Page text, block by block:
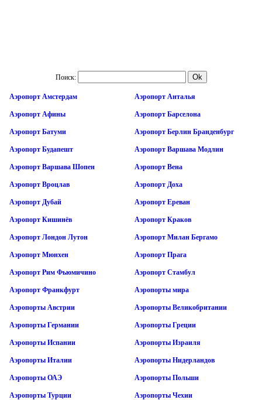
Поиск:
Аэропорт Амстердам Аэропорт Анталья
Аэропорт Афины Аэропорт Барселона
Аэропорт Батуми Аэропорт Берлин Бранденбург
Аэропорт Будапешт Аэропорт Варшава Модлин
Аэропорт Варшава Шопен Аэропорт Вена
Аэропорт Вроцлав Аэропорт Доха
Аэропорт Дубай Аэропорт Ереван
Аэропорт Кишинёв Аэропорт Краков
Аэропорт Лондон Лутон Аэропорт Милан Бергамо
Аэропорт Мюнхен Аэропорт Прага
Аэропорт Рим Фьюмичино Аэропорт Стамбул
Аэропорт Франкфурт Аэропорты мира
Аэропорты Австрии Аэропорты Великобритании
Аэропорты Германии Аэропорты Греции
Аэропорты Испании Аэропорты Израиля
Аэропорты Италии Аэропорты Нидерландов
Аэропорты ОАЭ Аэропорты Польши
Аэропорты Турции Аэропорты Чехии